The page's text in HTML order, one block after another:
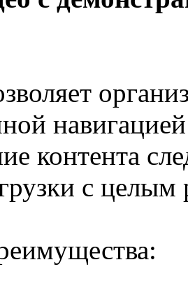
контента
с